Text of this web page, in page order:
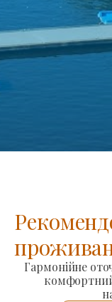
Гармонійне